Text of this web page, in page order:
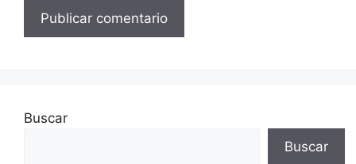
Buscar
Buscar